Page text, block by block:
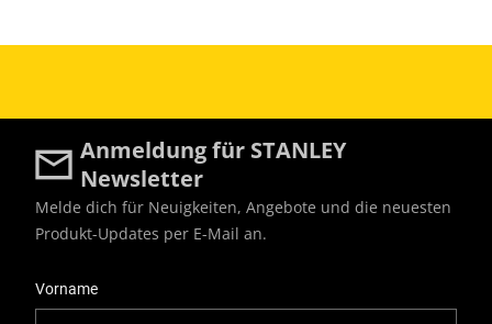
Anmeldung für STANLEY
Newsletter
Melde dich für Neuigkeiten, Angebote und die neuesten
Produkt-Updates per E-Mail an.
Vorname